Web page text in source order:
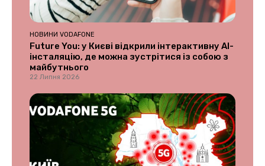
НОВИНИ VODAFONE
Future You: у Києві відкрили інтерактивну AI-
інсталяцію, де можна зустрітися із собою з
майбутнього
22 Липня 2026